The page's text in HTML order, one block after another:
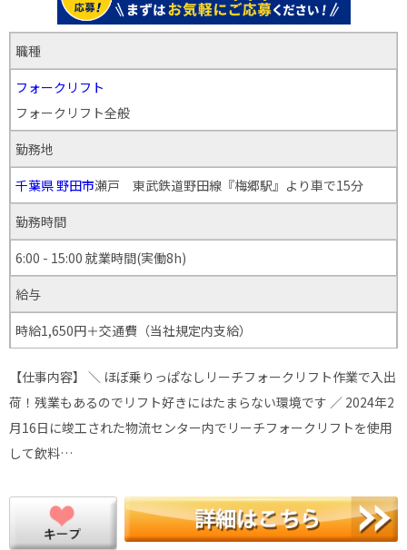
職種
フォークリフト
フォークリフト全般
勤務地
千葉県野田市瀬戸 東武鉄道野田線『梅郷駅』より車で15分
勤務時間
6:00 - 15:00 就業時間(実働8h)
給与
時給1,650円＋交通費（当社規定内支給）
【仕事内容】 ＼ ほぼ乗りっぱなしリーチフォークリフト作業で入出
荷！残業もあるのでリフト好きにはたまらない環境です ／ 2024年2
月16日に竣工された物流センター内でリーチフォークリフトを使用
して飲料…